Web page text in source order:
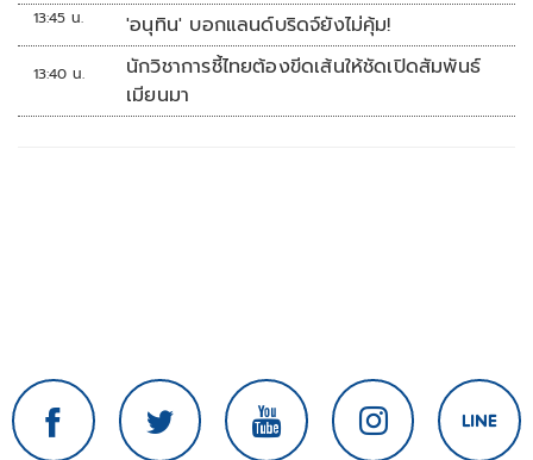
13:45 น. 'อนุทิน' บอกแลนด์บริดจ์ยังไม่คุ้ม!
13:40 น.
นักวิชาการชี้ไทยต้องขีดเส้นให้ชัดเปิดสัมพันธ์
เมียนมา